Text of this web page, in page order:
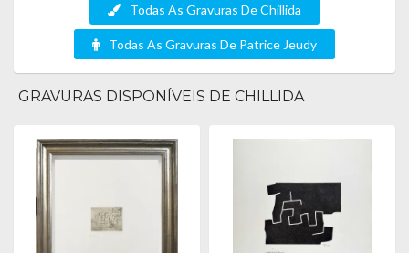
Todas As Gravuras De Chillida
Todas As Gravuras De Patrice Jeudy
GRAVURAS DISPONÍVEIS DE CHILLIDA